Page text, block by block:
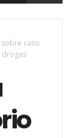
caso
drogas